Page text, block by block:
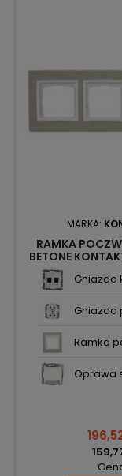
MARKA:
RAMKA
BETONE
Gniazdo
Gniazdo
Ramka
Oprawa